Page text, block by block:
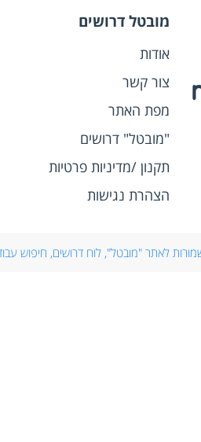
מובטל דרושים
אודות
צור קשר
מפת האתר
"מובטל" דרושים
תקנון /מדיניות פרטיות
הצהרת נגישות